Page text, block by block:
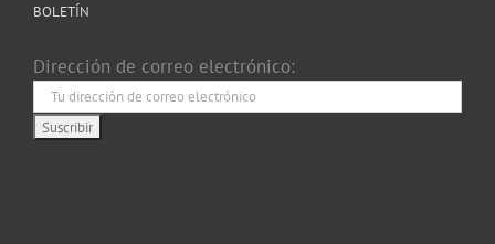
BOLETÍN
Dirección de correo electrónico: